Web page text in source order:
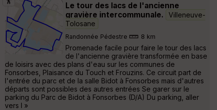
Le tour des lacs de l'ancienne
gravière intercommunale.
Villeneuve-
Tolosane
Randonnée Pédestre 8 km
Promenade facile pour faire le tour des lacs
de l'ancienne gravière transformée en base
de loisirs avec des plans d'eau sur les communes de
Fonsorbes, Plaisance du Touch et Frouzins. Ce circuit part de
l'entrée du parc et de la salle Bidot à Fonsorbes mais d'autres
départs sont possibles des autres entrées Se garer sur le
parking du Parc de Bidot à Fonsorbes (D/A) Du parking, aller
vers l »